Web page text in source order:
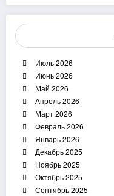
Июль 2026
Июнь 2026
Май 2026
Апрель 2026
Март 2026
Февраль 2026
Январь 2026
Декабрь 2025
Ноябрь 2025
Октябрь 2025
Сентябрь 2025